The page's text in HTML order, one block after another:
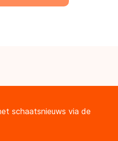
schaatsnieuws via de